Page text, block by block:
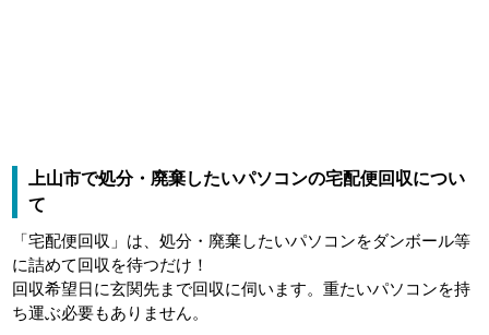
上山市で処分・廃棄したいパソコンの宅配便回収につい
て
「宅配便回収」は、処分・廃棄したいパソコンをダンボール等
に詰めて回収を待つだけ！
回収希望日に玄関先まで回収に伺います。重たいパソコンを持
ち運ぶ必要もありません。